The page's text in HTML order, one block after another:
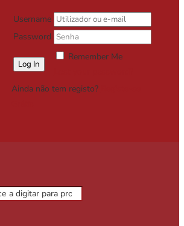
Username
Password
Remember Me
Ainda não tem registo?